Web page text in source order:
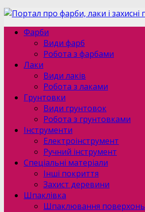
Фарби
Види фарб
Робота з фарбами
Лаки
Види лаків
Робота з лаками
Грунтовки
Види грунтовок
Робота з грунтовками
Інструменти
Електроінструмент
Ручний інструмент
Спеціальні матеріали
Інші покриття
Захист деревини
Шпаклівка
Шпаклювання поверхонь